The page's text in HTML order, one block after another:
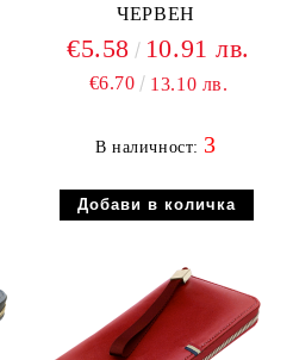
ЧЕРВЕН
€5.58 10.91 лв.
€6.70 13.10 лв.
В наличност: 3